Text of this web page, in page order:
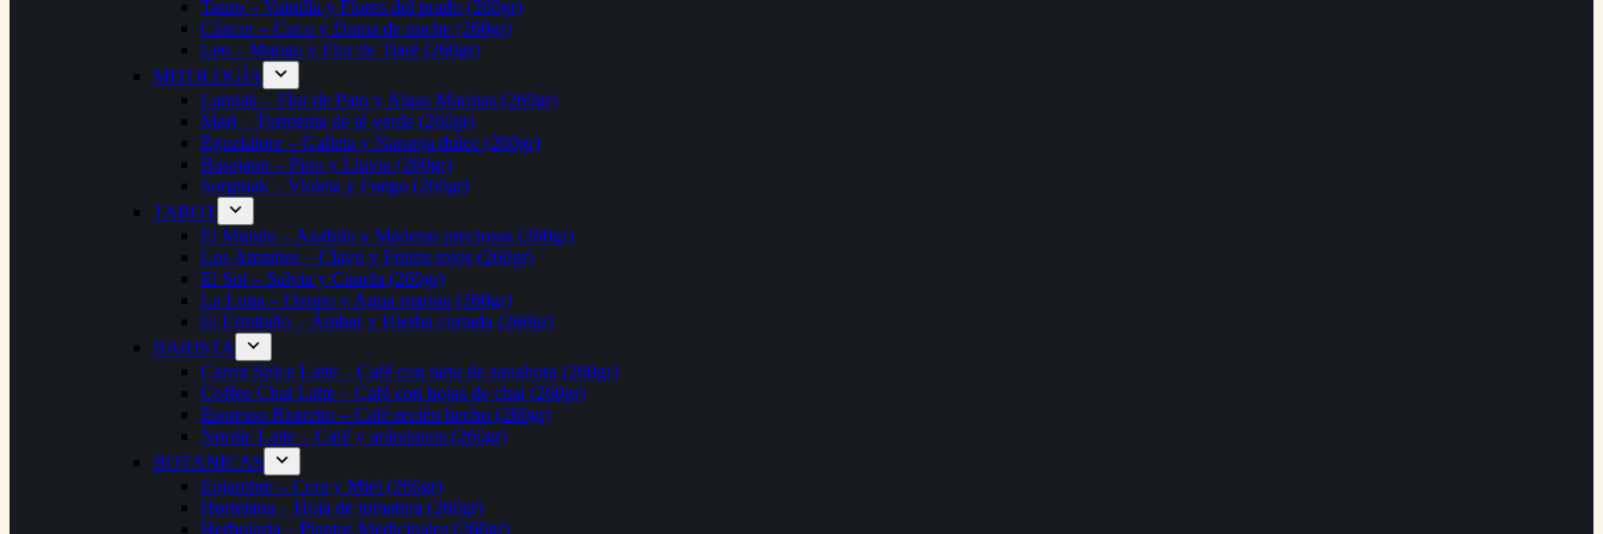
Tauro – Vainilla y Flores del prado (260gr)
Cáncer – Coco y Dama de noche (260gr)
Leo – Mango y Flor de Tiaré (260gr)
MITOLOGÍA
Lamiak – Flor de Pato y Algas Marinas (260gr)
Mari – Tormenta de té verde (260gr)
Eguzkilore – Galleta y Naranja dulce (260gr)
Basajaun – Pino y Lluvia (260gr)
Sorginak – Violeta y Fuego (260gr)
TAROT
El Mundo – Azafrán y Maderas preciosas (260gr)
Los Amantes – Clavo y Frutos rojos (260gr)
El Sol – Salvia y Canela (260gr)
La Luna – Ozono y Agua marina (260gr)
El Ermitaño – Ámbar y Hierba cortada (260gr)
BARISTA
Carrot Spice Latte – Café con tarta de zanahora (260gr)
Coffee Chai Latte – Café con hojas de chai (260gr)
Espresso Ristretto – Café recién hecho (260gr)
Nordic Latte – Café y arándanos (260gr)
BOTANICAS
Enjambre – Cera y Miel (260gr)
Hortelana – Hoja de tomatera (260gr)
Herbolaria – Plantas Medicinales (260gr)